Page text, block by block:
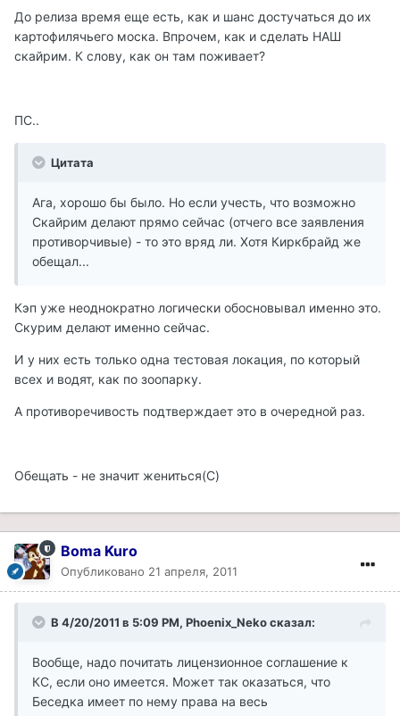
До релиза время еще есть, как и шанс достучаться до их
картофилячьего моска. Впрочем, как и сделать НАШ
скайрим. К слову, как он там поживает?
ПС..
Цитата
Ага, хорошо бы было. Но если учесть, что возможно
Скайрим делают прямо сейчас (отчего все заявления
противорчивые) - то это вряд ли. Хотя Киркбрайд же
обещал...
Кэп уже неоднократно логически обосновывал именно это.
Скурим делают именно сейчас.
И у них есть только одна тестовая локация, по который
всех и водят, как по зоопарку.
А противоречивость подтверждает это в очередной раз.
Обещать - не значит жениться(С)
Boma Kuro
Опубликовано 21 апреля, 2011
В 4/20/2011 в 5:09 PM, Phoenix_Neko сказал:
Вообще, надо почитать лицензионное соглашение к
КС, если оно имеется. Может так оказаться, что
Беседка имеет по нему права на весь